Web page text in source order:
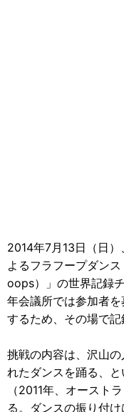
2014年7月13日（日
よるフラフープダン
oops）」の世界記録
年会議所では参加者
するため、その場で記
挑戦の内容は、沢山
れたダンスを踊る、
（2011年、オースト
る。ダンスの振り付